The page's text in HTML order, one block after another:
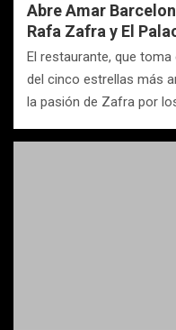
Abre Amar
Rafa Zafra y El
El restaurante, que
del cinco estrellas más
la pasión de Zafra por